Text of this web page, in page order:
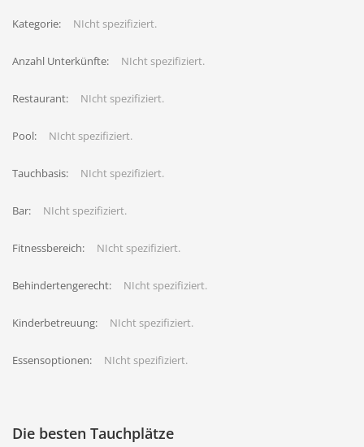
Kategorie: NIcht spezifiziert.
Anzahl Unterkünfte: NIcht spezifiziert.
Restaurant: NIcht spezifiziert.
Pool: NIcht spezifiziert.
Tauchbasis: NIcht spezifiziert.
Bar: NIcht spezifiziert.
Fitnessbereich: NIcht spezifiziert.
Behindertengerecht: NIcht spezifiziert.
Kinderbetreuung: NIcht spezifiziert.
Essensoptionen: NIcht spezifiziert.
Die besten Tauchplätze